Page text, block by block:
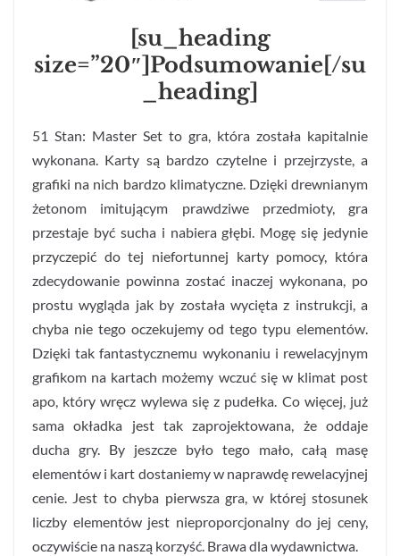
[su_heading
size=”20″]Podsumowanie[/su
_heading]
51 Stan: Master Set to gra, która została kapitalnie
wykonana. Karty są bardzo czytelne i przejrzyste, a
grafiki na nich bardzo klimatyczne. Dzięki drewnianym
żetonom imitującym prawdziwe przedmioty, gra
przestaje być sucha i nabiera głębi. Mogę się jedynie
przyczepić do tej niefortunnej karty pomocy, która
zdecydowanie powinna zostać inaczej wykonana, po
prostu wygląda jak by została wycięta z instrukcji, a
chyba nie tego oczekujemy od tego typu elementów.
Dzięki tak fantastycznemu wykonaniu i rewelacyjnym
grafikom na kartach możemy wczuć się w klimat post
apo, który wręcz wylewa się z pudełka. Co więcej, już
sama okładka jest tak zaprojektowana, że oddaje
ducha gry. By jeszcze było tego mało, całą masę
elementów i kart dostaniemy w naprawdę rewelacyjnej
cenie. Jest to chyba pierwsza gra, w której stosunek
liczby elementów jest nieproporcjonalny do jej ceny,
oczywiście na naszą korzyść. Brawa dla wydawnictwa.